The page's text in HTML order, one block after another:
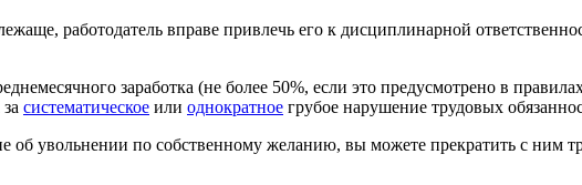
работодатель вправе привлечь его к дисциплинарной
заработка (не более 50%, если это предусмотрено в
систематическое или однократное грубое нарушение трудовых
об увольнении по собственному желанию, вы можете прекратить с ним